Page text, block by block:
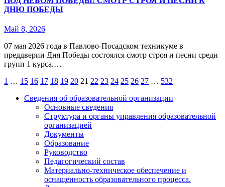
ДНЮ ПОБЕДЫ
Май 8, 2026
07 мая 2026 года в Павлово‑Посадском техникуме в
преддверии Дня Победы состоялся смотр строя и песни среди
групп 1 курса.…
Пагинация
записей
1 … 15 16 17 18 19 20 21 22 23 24 25 26 27 … 532
Сведения об образовательной организации
Основные сведения
Структура и органы управления образовательной
организацией
Документы
Образование
Руководство
Педагогический состав
Материально-техническое обеспечение и
оснащенность образовательного процесса.